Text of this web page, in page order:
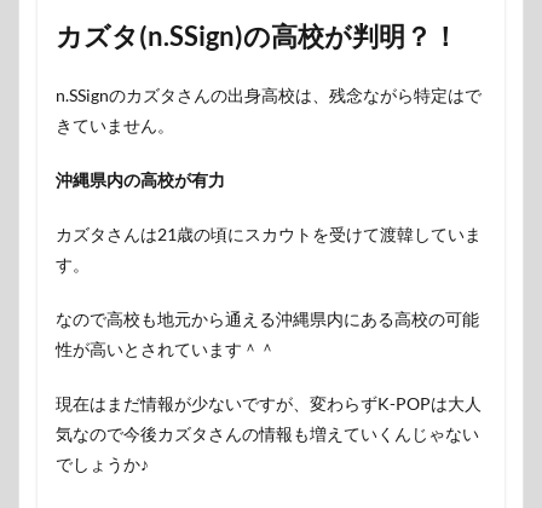
カズタ(n.SSign)の高校が判明？！
n.SSignのカズタさんの出身高校は、残念ながら特定はで
きていません。
沖縄県内の高校が有力
カズタさんは21歳の頃にスカウトを受けて渡韓していま
す。
なので高校も地元から通える沖縄県内にある高校の可能
性が高いとされています＾＾
現在はまだ情報が少ないですが、変わらずK-POPは大人
気なので今後カズタさんの情報も増えていくんじゃない
でしょうか♪